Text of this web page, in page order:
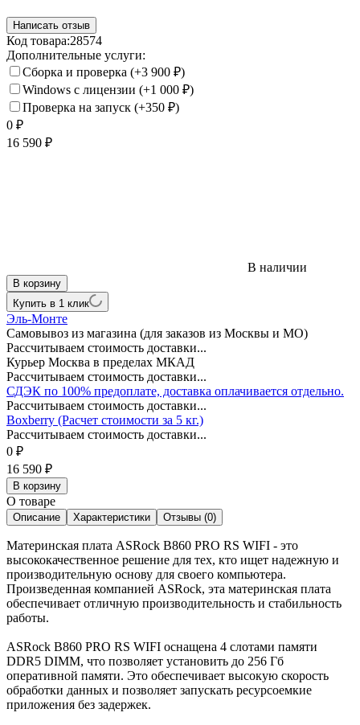
Написать отзыв
Код товара:28574
Дополнительные услуги:
Сборка и проверка (+3 900 ₽)
Windows с лицензии (+1 000 ₽)
Проверка на запуск (+350 ₽)
0 ₽
16 590 ₽
В наличии
В корзину
Купить в 1 клик
Эль-Монте
Самовывоз из магазина (для заказов из Москвы и МО)
Рассчитываем стоимость доставки...
Курьер Москва в пределах МКАД
Рассчитываем стоимость доставки...
СДЭК по 100% предоплате, доставка оплачивается отдельно.
Рассчитываем стоимость доставки...
Boxberry (Расчет стоимости за 5 кг.)
Рассчитываем стоимость доставки...
0 ₽
16 590 ₽
В корзину
О товаре
Описание Характеристики Отзывы (0)
Материнская плата ASRock B860 PRO RS WIFI - это
высококачественное решение для тех, кто ищет надежную и
производительную основу для своего компьютера.
Произведенная компанией ASRock, эта материнская плата
обеспечивает отличную производительность и стабильность
работы.
ASRock B860 PRO RS WIFI оснащена 4 слотами памяти
DDR5 DIMM, что позволяет установить до 256 Гб
оперативной памяти. Это обеспечивает высокую скорость
обработки данных и позволяет запускать ресурсоемкие
приложения без задержек.